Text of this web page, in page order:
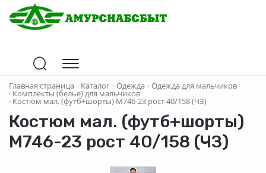
Главная страница · Каталог ·Одежда ·Одежда для мальчиков
· Комплекты (белье) для мальчиков
· Костюм мал. (футб+шорты) М746-23 рост 40/158 (ЧЗ)
Костюм мал. (футб+шорты)
М746-23 рост 40/158 (ЧЗ)